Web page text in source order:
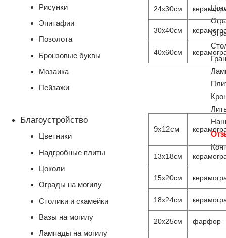
Рисунки
Эпитафии
Позолота
Бронзовые буквы
Мозаика
Пейзажи
Благоустройство
Цветники
Надгробные плиты
Цоколи
Ограды на могилу
Столики и скамейки
Вазы на могилу
Лампады на могилу
24х30см
30х40см
40х60см
9х12см
13х18см
15х20см
18х24см
20х25см фарфор –